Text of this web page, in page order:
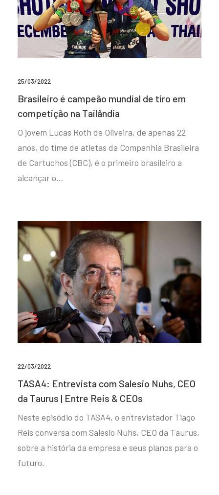
25/03/2022
Brasileiro é campeão mundial de tiro em
competição na Tailândia
O jovem Lucas Roth de Oliveira, de apenas 22
anos, do time de atletas da Companhia Brasileira
de Cartuchos (CBC), é o primeiro brasileiro a
alcançar o…
22/03/2022
TASA4: Entrevista com Salesio Nuhs, CEO
da Taurus | Entre Reis & CEOs
Neste episódio do TASA4, o entrevistador Tiago
Reis conversa com Salesio Nuhs, CEO da Taurus,
sobre a história da empresa e seus planos para o
futuro.